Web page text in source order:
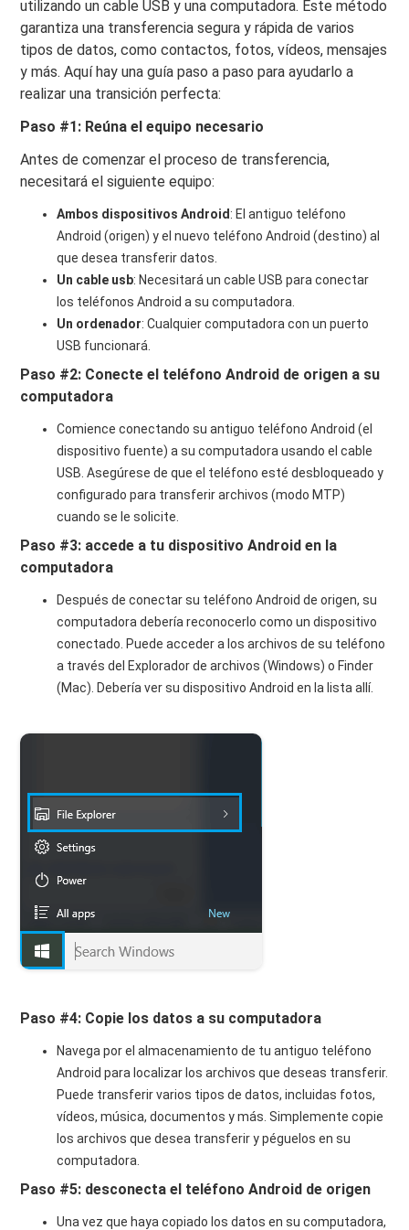
utilizando un cable USB y una computadora. Este método
garantiza una transferencia segura y rápida de varios
tipos de datos, como contactos, fotos, vídeos, mensajes
y más. Aquí hay una guía paso a paso para ayudarlo a
realizar una transición perfecta:
Paso #1: Reúna el equipo necesario
Antes de comenzar el proceso de transferencia,
necesitará el siguiente equipo:
Ambos dispositivos Android : El antiguo teléfono
Android (origen) y el nuevo teléfono Android (destino) al
que desea transferir datos.
Un cable usb: Necesitará un cable USB para conectar
los teléfonos Android a su computadora.
Un ordenador: Cualquier computadora con un puerto
USB funcionará.
Paso #2: Conecte el teléfono Android de origen a su
computadora
Comience conectando su antiguo teléfono Android (el
dispositivo fuente) a su computadora usando el cable
USB. Asegúrese de que el teléfono esté desbloqueado y
configurado para transferir archivos (modo MTP)
cuando se le solicite.
Paso #3: accede a tu dispositivo Android en la
computadora
Después de conectar su teléfono Android de origen, su
computadora debería reconocerlo como un dispositivo
conectado. Puede acceder a los archivos de su teléfono
a través del Explorador de archivos (Windows) o Finder
(Mac). Debería ver su dispositivo Android en la lista allí.
Paso #4: Copie los datos a su computadora
Navega por el almacenamiento de tu antiguo teléfono
Android para localizar los archivos que deseas transferir.
Puede transferir varios tipos de datos, incluidas fotos,
vídeos, música, documentos y más. Simplemente copie
los archivos que desea transferir y péguelos en su
computadora.
Paso #5: desconecta el teléfono Android de origen
Una vez que haya copiado los datos en su computadora,